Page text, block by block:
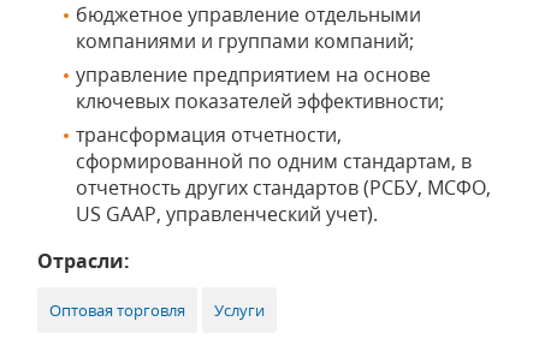
бюджетное управление отдельными
компаниями и группами компаний;
управление предприятием на основе
ключевых показателей эффективности;
трансформация отчетности,
сформированной по одним стандартам, в
отчетность других стандартов (РСБУ, МСФО,
US GAAP, управленческий учет).
Отрасли:
Оптовая торговля Услуги